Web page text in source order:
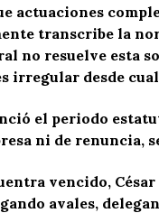
transcribe la
no resuelve esta
irregular desde
el periodo
ni de renuncia,
vencido,
avales,